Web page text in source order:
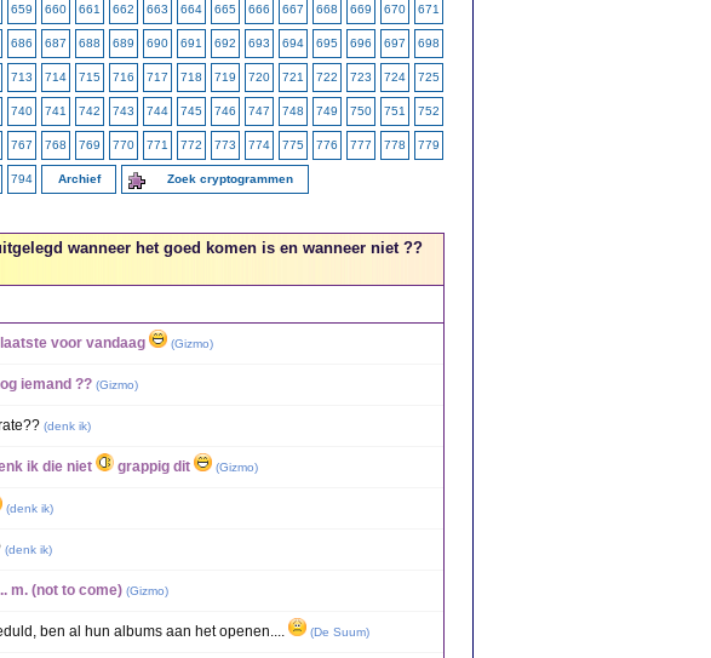
659 660 661 662 663 664 665 666 667 668 669 670 671
686 687 688 689 690 691 692 693 694 695 696 697 698
713 714 715 716 717 718 719 720 721 722 723 724 725
740 741 742 743 744 745 746 747 748 749 750 751 752
767 768 769 770 771 772 773 774 775 776 777 778 779
794 Archief Zoek cryptogrammen
wanneer het goed komen is en wanneer niet ??
voor vandaag (Gizmo)
iemand ?? (Gizmo)
(denk ik)
ik die niet grappig dit (Gizmo)
(denk ik)
(denk ik)
m. (not to come) (Gizmo)
ben al hun albums aan het openen.... (De Suum)